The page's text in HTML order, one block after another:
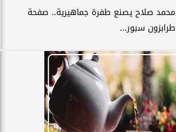
محمد صلاح يصنع طفرة جماهيرية.. صفحة
طرابزون سبور...